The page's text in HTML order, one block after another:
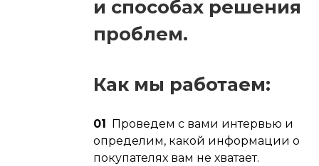
и способах решения
проблем.
Как мы работаем:
01 Проведем с вами интервью и
определим, какой информации о
покупателях вам не хватает.